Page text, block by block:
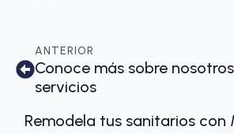
ANTERIOR
Conoce más sobre
servicios
Remodela tus sanitarios con